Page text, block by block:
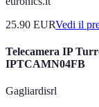
25.90 EURVedi il
Telecamera IP
IPTCAMN04FB
Gagliardisrl